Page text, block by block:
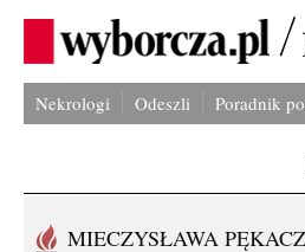
Nekrologi Odeszli Poradnik
MIECZYSŁAWA PĘKACZ